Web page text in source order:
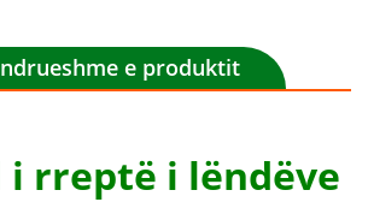
e produktit
rreptë i lëndëve